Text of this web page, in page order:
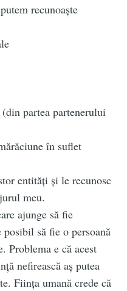
recunoaște
partea partenerului
în suflet
entități și le recunosc
meu.
ajunge să fie
să fie o persoană
Problema e că acest
nefirească aș putea
Ființa umană crede că